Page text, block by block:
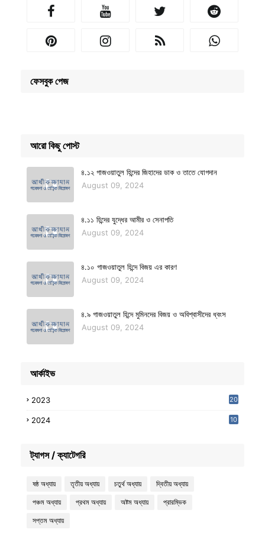
ফেসবুক পেজ
আরো কিছু পোস্ট
৪.১২ গাজওয়াতুল হিন্দের জিহাদের ডাক ও তাতে যোগদান
August 09, 2024
৪.১১ হিন্দের যুদ্ধের আমীর ও সেনাপতি
August 09, 2024
৪.১০ গাজওয়াতুল হিন্দে বিজয় এর কারণ
August 09, 2024
৪.৯ গাজওয়াতুল হিন্দে মুমিনদের বিজয় ও অবিশ্বাসীদের ধ্বংস
August 09, 2024
আর্কাইভ
2023 20
2024
10
ট্যাগস / ক্যাটেগরি
ষষ্ঠ অধ্যায় তৃতীয় অধ্যায় চতুর্থ অধ্যায় দ্বিতীয় অধ্যায়
পঞ্চম অধ্যায় প্রথম অধ্যায় অষ্টম অধ্যায় প্রারম্ভিক
সপ্তম অধ্যায়